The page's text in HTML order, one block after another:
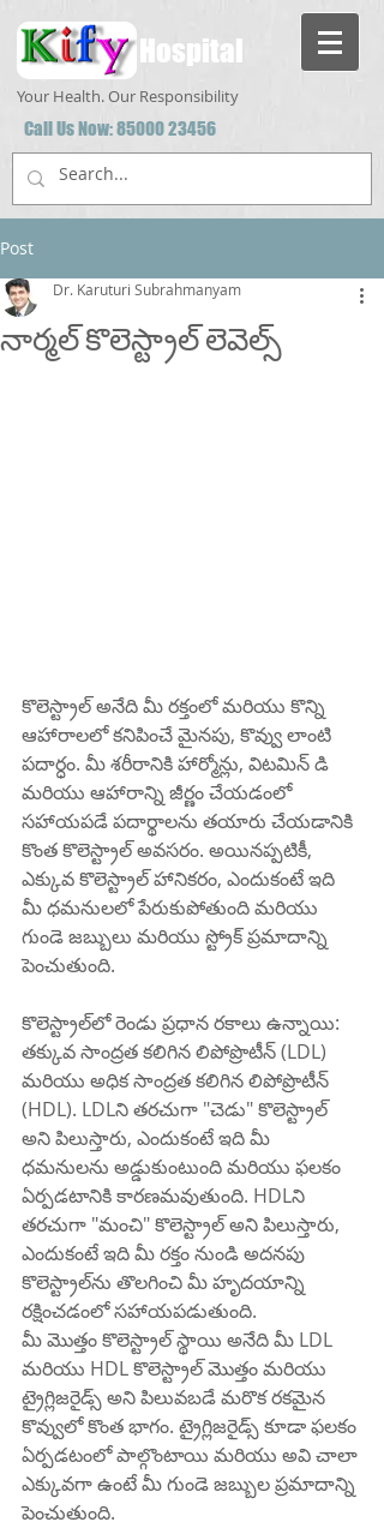
Hospital
Your Health. Our Responsibility
Call Us Now:85000 23456
Post
నార్మల్ కొలెస్ట్రాల్ లెవెల్స్
Dr. Karuturi Subrahmanyam
కొలెస్ట్రాల్ అనేది మీ రక్తంలో మరియు కొన్ని
ఆహారాలలో కనిపించే మైనపు, కొవ్వు లాంటి
పదార్ధం. మీ శరీరానికి హార్మోన్లు, విటమిన్ డి
మరియు ఆహారాన్ని జీర్ణం చేయడంలో
సహాయపడే పదార్థాలను తయారు చేయడానికి
కొంత కొలెస్ట్రాల్ అవసరం. అయినప్పటికీ,
ఎక్కువ కొలెస్ట్రాల్ హానికరం, ఎందుకంటే ఇది
మీ ధమనులలో పేరుకుపోతుంది మరియు
గుండె జబ్బులు మరియు స్ట్రోక్ ప్రమాదాన్ని
పెంచుతుంది.
కొలెస్ట్రాల్‌లో రెండు ప్రధాన రకాలు ఉన్నాయి:
తక్కువ సాంద్రత కలిగిన లిపోప్రొటీన్ (LDL)
మరియు అధిక సాంద్రత కలిగిన లిపోప్రొటీన్
(HDL). LDLని తరచుగా "చెడు" కొలెస్ట్రాల్
అని పిలుస్తారు, ఎందుకంటే ఇది మీ
ధమనులను అడ్డుకుంటుంది మరియు ఫలకం
ఏర్పడటానికి కారణమవుతుంది. HDLని
తరచుగా "మంచి" కొలెస్ట్రాల్ అని పిలుస్తారు,
ఎందుకంటే ఇది మీ రక్తం నుండి అదనపు
కొలెస్ట్రాల్‌ను తొలగించి మీ హృదయాన్ని
రక్షించడంలో సహాయపడుతుంది.
మీ మొత్తం కొలెస్ట్రాల్ స్థాయి అనేది మీ LDL
మరియు HDL కొలెస్ట్రాల్ మొత్తం మరియు
ట్రైగ్లిజరైడ్స్ అని పిలువబడే మరొక రకమైన
కొవ్వులో కొంత భాగం. ట్రైగ్లిజరైడ్స్ కూడా ఫలకం
ఏర్పడటంలో పాల్గొంటాయి మరియు అవి చాలా
ఎక్కువగా ఉంటే మీ గుండె జబ్బుల ప్రమాదాన్ని
పెంచుతుంది.